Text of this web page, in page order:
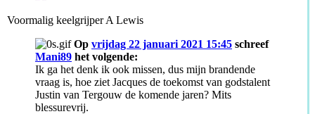
Voormalig keelgrijper A Lewis
Op vrijdag 22 januari 2021 15:45 schreef
Mani89 het volgende:
Ik ga het denk ik ook missen, dus mijn brandende
vraag is, hoe ziet Jacques de toekomst van godstalent
Justin van Tergouw de komende jaren? Mits
blessurevrij.